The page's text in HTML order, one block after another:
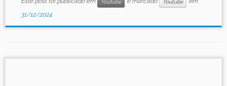
Youtube Youtube
31/12/2024